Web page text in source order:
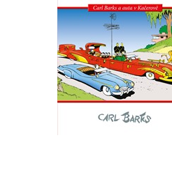
Do košíku
349 Kč
279 Kč